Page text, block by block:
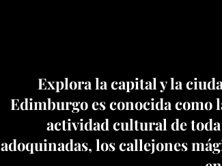
Explora la capital y la
Edimburgo es conocida como
actividad cultural de
adoquinadas, los callejones